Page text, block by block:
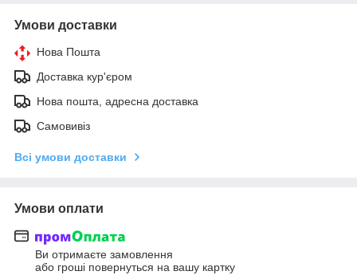
Умови доставки
Нова Пошта
Доставка кур'єром
Нова пошта, адресна доставка
Самовивіз
Всі умови доставки
Умови оплати
Ви отримаєте замовлення
або гроші повернуться на вашу картку